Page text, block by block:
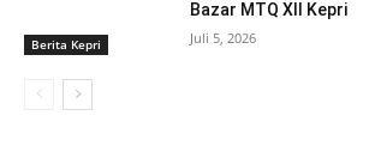
Berita Kepri
Bazar MTQ XII Kepri
Juli 5, 2026